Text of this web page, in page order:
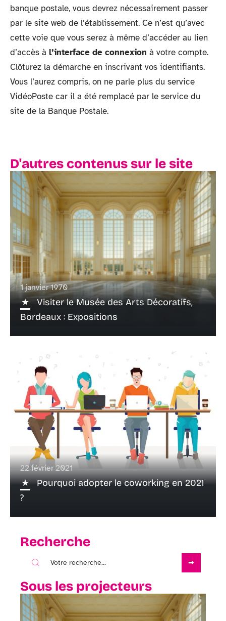
banque postale, vous devrez nécessairement passer
par le site web de l’établissement. Ce n’est qu’avec
cette voie que vous serez à même d’accéder au lien
d’accès à l’interface de connexion à votre compte.
Clôturez la démarche en inscrivant vos identifiants.
Vous l’aurez compris, on ne parle plus du service
VidéoPoste car il a été remplacé par le service du
site de la Banque Postale.
D'autres contenus sur le site
1 janvier 1970
Visiter le Musée des Arts Décoratifs,
Bordeaux : Expositions
22 février 2021
Pourquoi adopter le coworking en 2021
?
Recherche
Sous les projecteurs